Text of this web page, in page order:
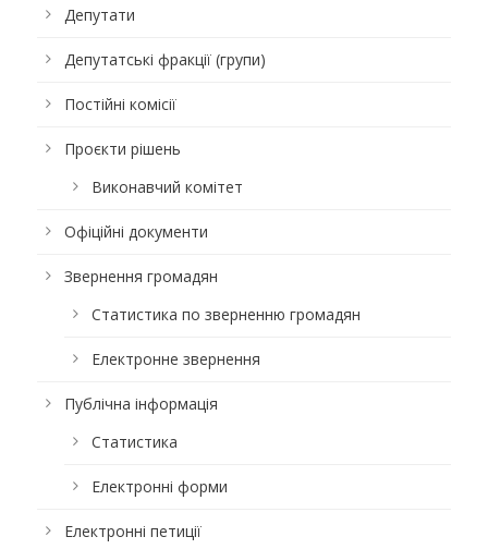
Депутати
Депутатські фракції (групи)
Постійні комісії
Проєкти рішень
Виконавчий комітет
Офіційні документи
Звернення громадян
Статистика по зверненню громадян
Електронне звернення
Публічна інформація
Статистика
Електронні форми
Електронні петиції